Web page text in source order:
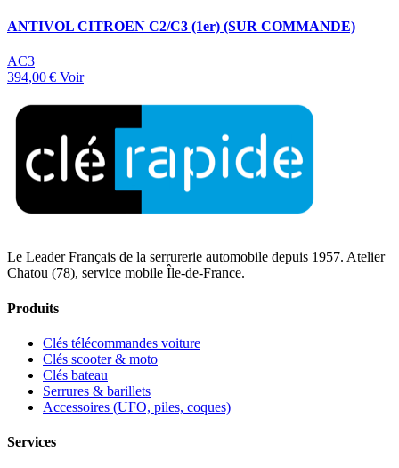
ANTIVOL CITROEN C2/C3 (1er) (SUR COMMANDE)
AC3
394,00 € Voir
Le Leader Français de la serrurerie automobile depuis 1957. Atelier
Chatou (78), service mobile Île-de-France.
Produits
Clés télécommandes voiture
Clés scooter & moto
Clés bateau
Serrures & barillets
Accessoires (UFO, piles, coques)
Services